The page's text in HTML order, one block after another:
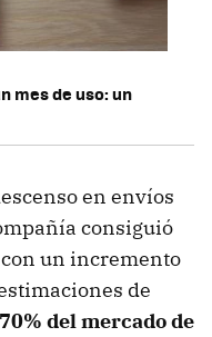
mes de uso: un
en envíos
consiguió
un incremento
de
del mercado de